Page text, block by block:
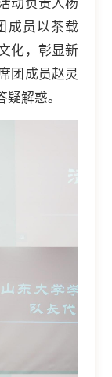
动负责人杨
成员以茶载
化，彰显新
团成员赵灵
解惑。